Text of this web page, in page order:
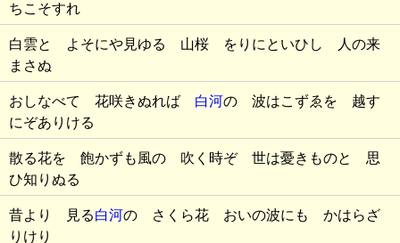
ちこそすれ
白雲と よそにや見ゆる 山桜 をりにといひし 人の来
まさぬ
おしなべて 花咲きぬれば 白河の 波はこずゑを 越す
にぞありける
散る花を 飽かずも風の 吹く時ぞ 世は憂きものと 思
ひ知りぬる
昔より 見る白河の さくら花 おいの波にも かはらざ
りけり